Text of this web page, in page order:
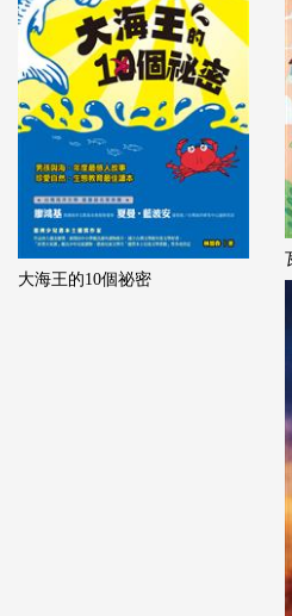
大海王的10個祕密